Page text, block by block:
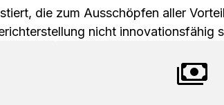
die zum Ausschöpfen aller
nicht innovationsfähig